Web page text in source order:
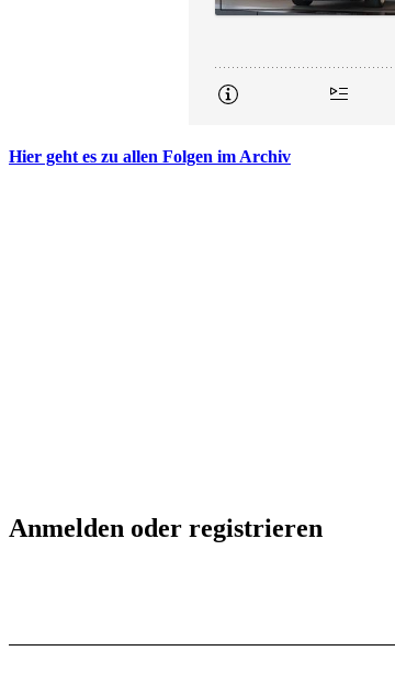
Hier geht es zu allen Folgen im Archiv
Anmelden oder registrieren